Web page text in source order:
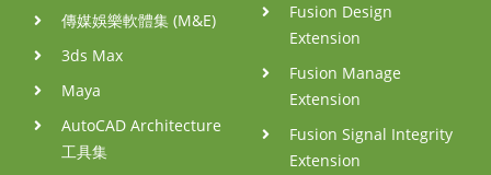
傳媒娛樂軟體集 (M&E)
3ds Max
Maya
AutoCAD Architecture
工具集
Fusion Design
Extension
Fusion Manage
Extension
Fusion Signal Integrity
Extension